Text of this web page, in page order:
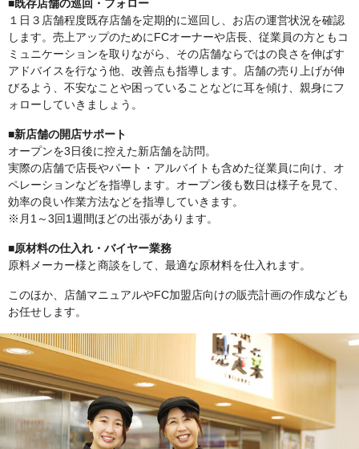
■既存店舗の巡回・フォロー
１日３店舗程度既存店舗を定期的に巡回し、お店の運営状況を確認
します。売上アップのためにFCオーナーや店長、従業員の方ともコ
ミュニケーションを取りながら、その店舗ならではの良さを伸ばす
アドバイスを行なう他、改善点も指導します。店舗の売り上げが伸
びるよう、不安なことや困っていることなどに耳を傾け、親身にフ
ォローしていきましょう。
■新店舗の開店サポート
オープンを3日後に控えた新店舗を訪問。
実際の店舗で店長やパート・アルバイトも含めた従業員に向け、オ
ペレーションなどを指導します。オープン後も数日は様子を見て、
効率の良い作業方法などを指導していきます。
※月1～3回1週間ほどの出張があります。
■原材料の仕入れ・バイヤー業務
原料メーカー様と商談をして、最適な原材料を仕入れます。
このほか、店舗マニュアルやFC加盟店向けの販売計画の作成なども
お任せします。